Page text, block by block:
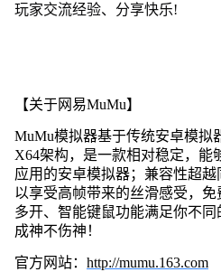
玩家交流经验、分享快乐!
【关于网易MuMu】
MuMu模拟器基于传统安卓模拟
X64架构，是一款相对稳定，能
应用的安卓模拟器；兼容性超
以享受高帧带来的丝滑感受，免
多开、智能键鼠功能满足你不
成神不伤神！
官方网站： http://mumu.163.com